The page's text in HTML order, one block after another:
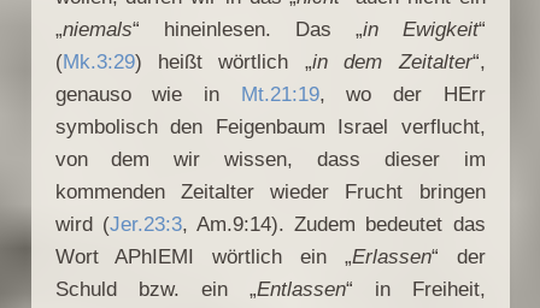
„niemals“ hineinlesen. Das „in Ewigkeit“
(Mk.3:29) heißt wörtlich „in dem Zeitalter“,
genauso wie in Mt.21:19, wo der HErr
symbolisch den Feigenbaum Israel verflucht,
von dem wir wissen, dass dieser im
kommenden Zeitalter wieder Frucht bringen
wird (Jer.23:3, Am.9:14). Zudem bedeutet das
Wort APhIEMI wörtlich ein „Erlassen“ der
Schuld bzw. ein „Entlassen“ in Freiheit,